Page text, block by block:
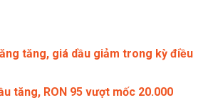
tăng, giá dầu giảm trong kỳ điều
tăng, RON 95 vượt mốc 20.000